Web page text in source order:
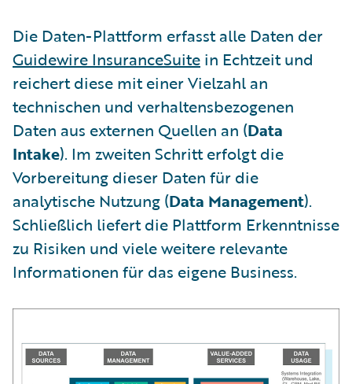
Die Daten-Plattform erfasst alle Daten der
Guidewire InsuranceSuite in Echtzeit und
reichert diese mit einer Vielzahl an
technischen und verhaltensbezogenen
Daten aus externen Quellen an (Data
Intake). Im zweiten Schritt erfolgt die
Vorbereitung dieser Daten für die
analytische Nutzung (Data Management).
Schließlich liefert die Plattform Erkenntnisse
zu Risiken und viele weitere relevante
Informationen für das eigene Business.